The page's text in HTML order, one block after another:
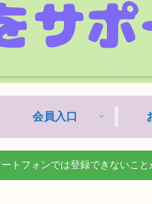
会員入口
トフォンでは登録できないこと